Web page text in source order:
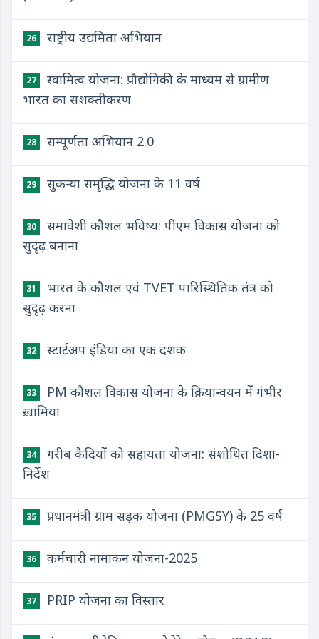
26 राष्ट्रीय उद्यमिता अभियान
27
स्वामित्व योजना: प्रौद्योगिकी के माध्यम से ग्रामीण
भारत का सशक्तीकरण
28 सम्पूर्णता अभियान 2.0
29 सुकन्या समृद्धि योजना के 11 वर्ष
30
समावेशी कौशल भविष्य: पीएम विकास योजना को
सुदृढ़ बनाना
31
भारत के कौशल एवं TVET पारिस्थितिक तंत्र को
सुदृढ़ करना
32 स्टार्टअप इंडिया का एक दशक
33
PM कौशल विकास योजना के क्रियान्वयन में गंभीर
ख़ामियां
34
गरीब कैदियों को सहायता योजना: संशोधित दिशा-
निर्देश
35 प्रधानमंत्री ग्राम सड़क योजना (PMGSY) के 25 वर्ष
36 कर्मचारी नामांकन योजना-2025
37 PRIP योजना का विस्तार